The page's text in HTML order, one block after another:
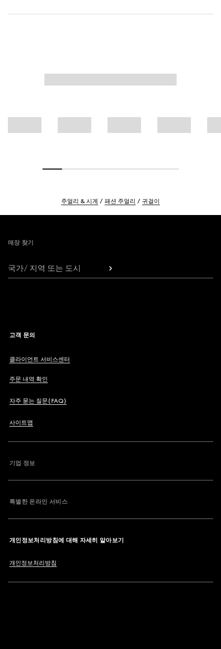
주얼리 & 시계 패션 주얼리 귀걸이
매장 찾기
국가/ 지역 또는 도시
고객 문의
클라이언트 서비스센터
주문 내역 확인
자주 묻는 질문(FAQ)
사이트맵
기업 정보
특별한 온라인 서비스
개인정보처리방침에 대해 자세히 알아보기
개인정보처리방침